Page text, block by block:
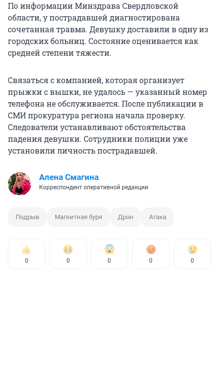
По информации Минздрава Свердловской
области, у пострадавшей диагностирована
сочетанная травма. Девушку доставили в одну из
городских больниц. Состояние оценивается как
средней степени тяжести.
Связаться с компанией, которая организует
прыжки с вышки, не удалось — указанный номер
телефона не обслуживается. После публикации в
СМИ прокуратура региона начала проверку.
Следователи устанавливают обстоятельства
падения девушки. Сотрудники полиции уже
установили личность пострадавшей.
Алена Смагина
Корреспондент оперативной редакции
Подрыв Магнитная буря Дрон Атака
0 0 0 0 0